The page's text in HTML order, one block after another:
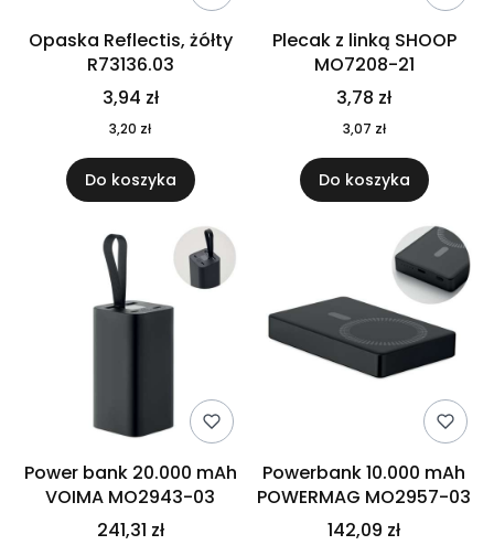
Opaska Reflectis, żółty
R73136.03
3,94 zł
3,20 zł
Do koszyka
Plecak z linką SHOOP
MO7208-21
3,78 zł
3,07 zł
Do koszyka
Power bank 20.000 mAh
VOIMA MO2943-03
241,31 zł
Powerbank 10.000 mAh
POWERMAG MO2957-03
142,09 zł